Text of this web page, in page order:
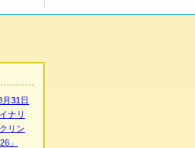
31日
ナリ
リン
」